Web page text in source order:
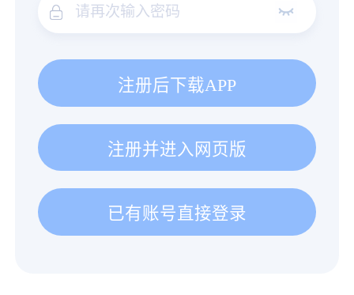
注册后下载APP
注册并进入网页版
已有账号直接登录